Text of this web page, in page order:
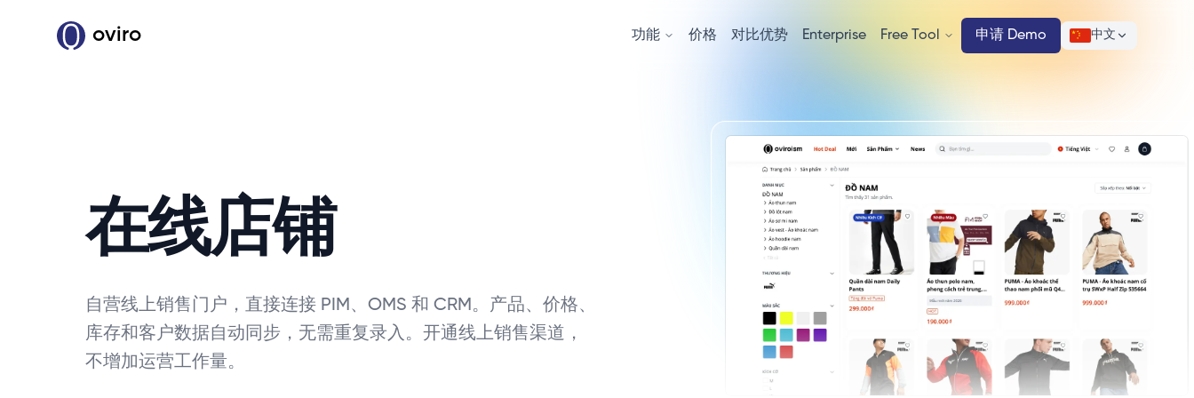
oviro 功能 价格 对比优势 Enterprise Free Tool 申请 Demo 中文
在线店铺
自营线上销售门户，直接连接 PIM、OMS 和 CRM。产品、价格、
库存和客户数据自动同步，无需重复录入。开通线上销售渠道，
不增加运营工作量。